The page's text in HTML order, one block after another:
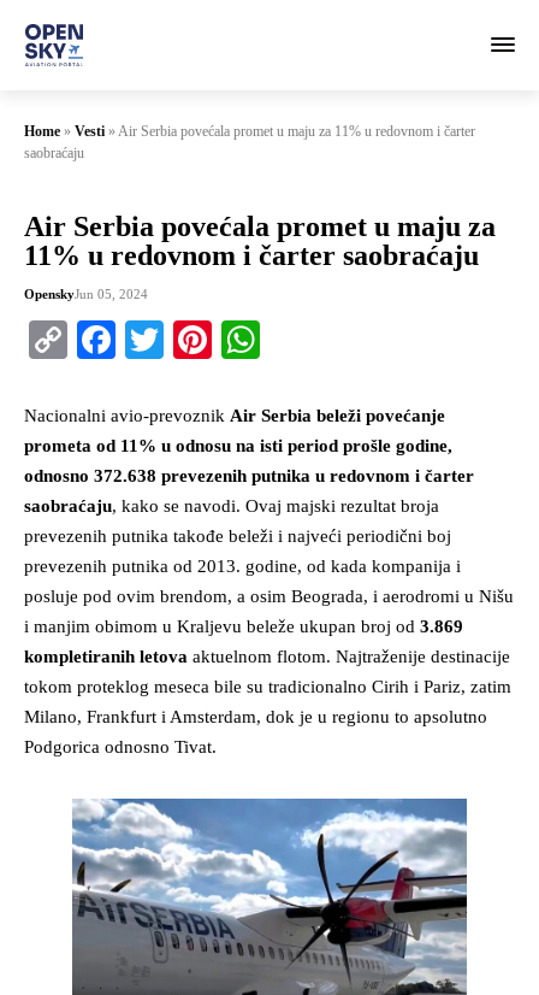
Home » Vesti »Air Serbia povećala promet u maju za 11% u redovnom i čarter
saobraćaju
Air Serbia povećala promet u maju za
11% u redovnom i čarter saobraćaju
OpenskyJun 05, 2024
CopyFacebook
TwitterPinterest
Nacionalni avio-prevoznik Air Serbia beleži povećanje
prometa od 11% u odnosu na isti period prošle godine,
odnosno 372.638 prevezenih putnika u redovnom i čarter
saobraćaju, kako se navodi. Ovaj majski rezultat broja
prevezenih putnika takođe beleži i najveći periodični boj
prevezenih putnika od 2013. godine, od kada kompanija i
posluje pod ovim brendom, a osim Beograda, i aerodromi u Nišu
i manjim obimom u Kraljevu beleže ukupan broj od 3.869
kompletiranih letova aktuelnom flotom. Najtraženije destinacije
tokom proteklog meseca bile su tradicionalno Cirih i Pariz, zatim
Milano, Frankfurt i Amsterdam, dok je u regionu to apsolutno
Podgorica odnosno Tivat.